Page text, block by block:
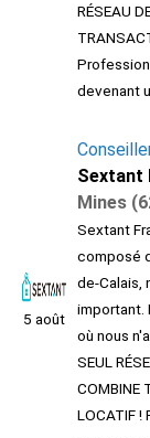
RÉSEAU
devenant
5 août
Sextant
Mines
Sextant
composé
de-Calais,
important.
où nous
SEUL
COMBINE
LOCATIF